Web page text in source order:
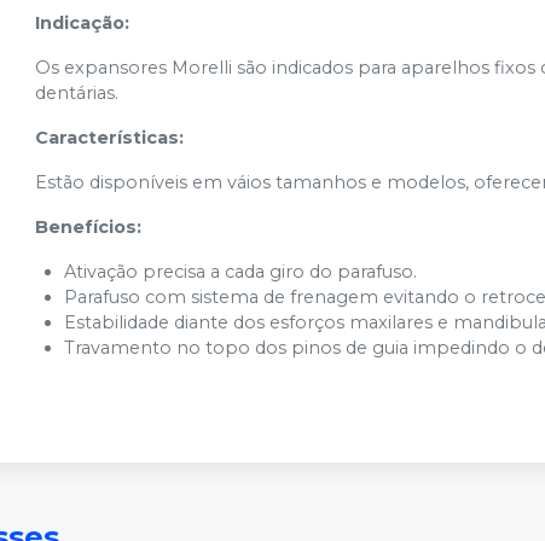
Indicação:
Os expansores Morelli são indicados para aparelhos
dentárias.
Características:
Estão disponíveis em váios tamanhos e modelos,
Benefícios:
Ativação precisa a cada giro do parafuso.
Parafuso com sistema de frenagem evitando o
Estabilidade diante dos esforços maxilares e
Travamento no topo dos pinos de guia impedindo o